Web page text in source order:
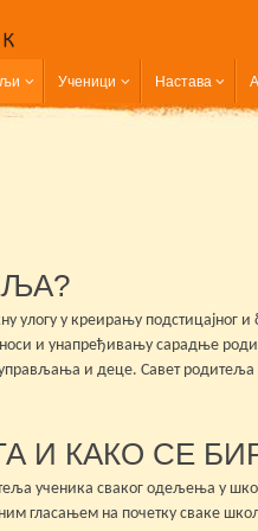
Ученици Настава
улогу у креирању
и унапређивању сарадње
и деце. Савет родитеља
И КАКО СЕ
ученика сваког одељења у
гласањем на почетку сваке